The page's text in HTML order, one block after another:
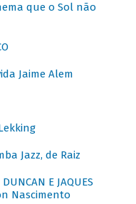
que o Sol não
Jaime Alem
Jazz, de Raiz
E JAQUES
Nascimento